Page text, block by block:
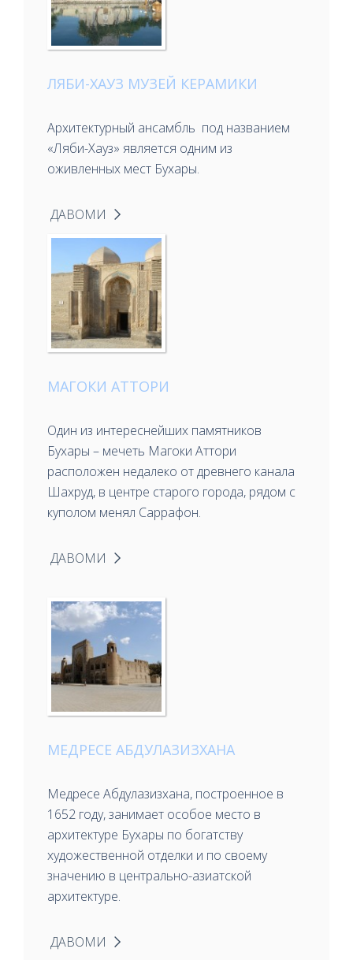
ЛЯБИ-ХАУЗ МУЗЕЙ КЕРАМИКИ
Архитектурный ансамбль под названием
«Ляби-Хауз» является одним из
оживленных мест Бухары.
ДАВОМИ
МАГОКИ АТТОРИ
Один из интереснейших памятников
Бухары – мечеть Магоки Аттори
расположен недалеко от древнего канала
Шахруд, в центре старого города, рядом с
куполом менял Саррафон.
ДАВОМИ
МЕДРЕСЕ АБДУЛАЗИЗХАНА
Медресе Абдулазизхана, построенное в
1652 году, занимает особое место в
архитектуре Бухары по богатству
художественной отделки и по своему
значению в центрально-азиатской
архитектуре.
ДАВОМИ